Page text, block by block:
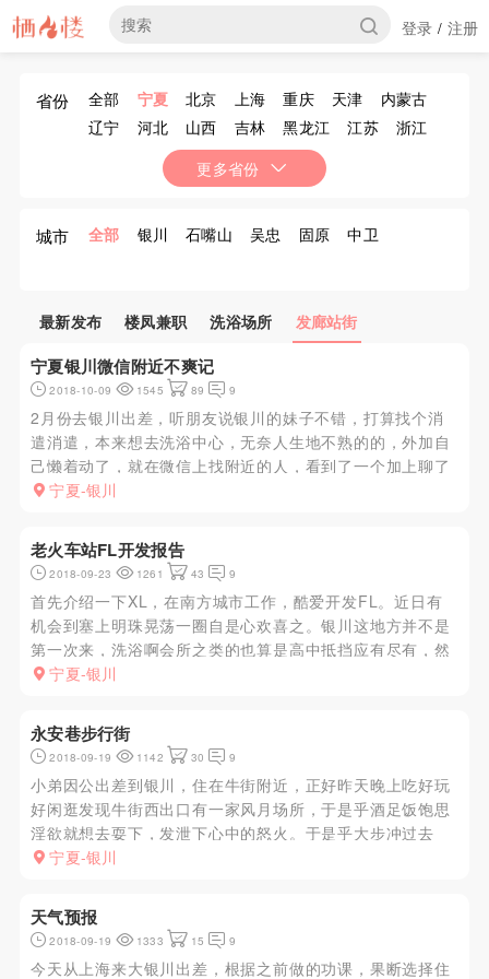
登录 / 注册
省份 全部 宁夏 北京 上海 重庆 天津
内蒙古
辽宁
河北 山西 吉林 黑龙江 江苏
浙江
福建 江西 山东 河南
广西 海南 四川 贵州
更多省份
城市 全部 银川 石嘴山 吴忠 固原 中卫
最新发布 楼凤兼职 洗浴场所 发廊站街
宁夏银川微信附近不爽记
2018-10-09 1545 89 9
2月份去银川出差，听朋友说银川的妹子不错，打算找个消
遣消遣，本来想去洗浴中心，无奈人生地不熟的的，外加自
己懒着动了，就在微信上找附近的人，看到了一个加上聊了
一下，问了下价格，我就给妹子发了房卡和酒店的位置，说
出去在门口等着，在...
宁夏-银川
老火车站FL开发报告
2018-09-23 1261 43 9
首先介绍一下XL，在南方城市工作，酷爱开发FL。近日有
机会到塞上明珠晃荡一圈自是心欢喜之。银川这地方并不是
第一次来，洗浴啊会所之类的也算是高中抵挡应有尽有，然
而小狼最喜欢的事儿还是开发FL这种平民快餐化新鲜人比较
点位于铁路老火车...
宁夏-银川
永安巷步行街
2018-09-19 1142 30 9
小弟因公出差到银川，住在牛街附近，正好昨天晚上吃好玩
好闲逛发现牛街西出口有一家风月场所，于是乎酒足饭饱思
淫欲就想去耍下，发泄下心中的怒火。于是乎大步冲过去
了，推开门哪一个红的小弟我热血沸腾，便于里面的妹纸们
小弟去炮房发泄，进去她...
宁夏-银川
天气预报
2018-09-19 1333 15 9
今天从上海来大银川出差，根据之前做的功课，果断选择住